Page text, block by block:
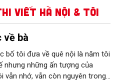
viết Hà Nội & Tôi
về bà
bố tôi đưa về quê nội là năm tôi
nhưng những ấn tượng của
vẫn nhớ, vẫn còn nguyên trong